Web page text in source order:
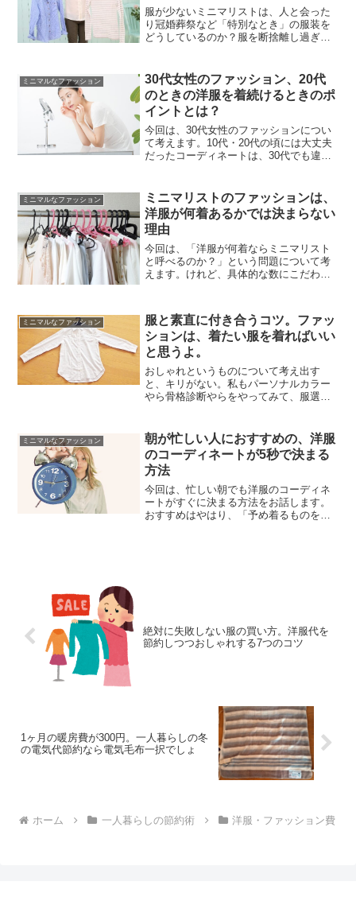
服が少ないミニマリストは、人と会った
り冠婚葬祭など「特別なとき」の服装を
どうしているのか？服を断捨離し過ぎた
ど話は簡単。「着るものがないなら持て
ば良いじゃない」これで問...
ミニマルなファッション
30代女性のファッション、20代
のときの洋服を着続けるときのポ
イントとは？
今回は、30代女性のファッションについ
て考えます。10代・20代の頃には大丈夫
だったコーディネートは、30代でも違和
ず、手持ちの服はほとんどギリギリ20代
の頃に買ったもの...
ミニマルなファッション
ミニマリストのファッションは、
洋服が何着あるかでは決まらない
理由
今回は、「洋服が何着ならミニマリスト
と呼べるのか？」という問題について考
えます。けれど、具体的な数にこだわる
低限必要な分だけ」を持てば、その人は
ミニマリストです。洋服が...
ミニマルなファッション
服と素直に付き合うコツ。ファッ
ションは、着たい服を着ればいい
と思うよ。
おしゃれというものについて考え出す
と、キリがない。私もパーソナルカラー
やら骨格診断やらをやってみて、服選び
に、個人の好みだ。自分が着たいと思う
気持ちを最優先にするのが一番...
ミニマルなファッション
朝が忙しい人におすすめの、洋服
のコーディネートが5秒で決まる
方法
今回は、忙しい朝でも洋服のコーディネ
ートがすぐに決まる方法をお話します。
おすすめはやはり、「予め着るものを決
絶対に失敗しない服の買い方。洋服代を
節約しつつおしゃれする7つのコツ
1ヶ月の暖房費が300円。一人暮らしの冬
の電気代節約なら電気毛布一択でしょ
ホーム 一人暮らしの節約術 洋服・ファッション費